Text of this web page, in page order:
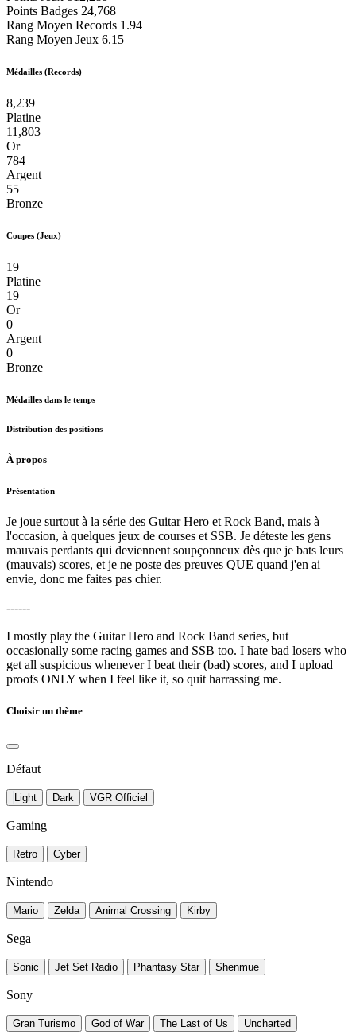
Points Badges 24,768
Rang Moyen Records 1.94
Rang Moyen Jeux 6.15
Médailles (Records)
8,239
Platine
11,803
Or
784
Argent
55
Bronze
Coupes (Jeux)
19
Platine
19
Or
0
Argent
0
Bronze
Médailles dans le temps
Distribution des positions
À propos
Présentation
Je joue surtout à la série des Guitar Hero et Rock Band, mais à
l'occasion, à quelques jeux de courses et SSB. Je déteste les gens
mauvais perdants qui deviennent soupçonneux dès que je bats leurs
(mauvais) scores, et je ne poste des preuves QUE quand j'en ai
envie, donc me faites pas chier.
------
I mostly play the Guitar Hero and Rock Band series, but
occasionally some racing games and SSB too. I hate bad losers who
get all suspicious whenever I beat their (bad) scores, and I upload
proofs ONLY when I feel like it, so quit harrassing me.
Choisir un thème
Défaut
Light Dark VGR Officiel
Gaming
Retro Cyber
Nintendo
Mario Zelda Animal Crossing Kirby
Sega
Sonic Jet Set Radio Phantasy Star Shenmue
Sony
Gran Turismo God of War The Last of Us Uncharted